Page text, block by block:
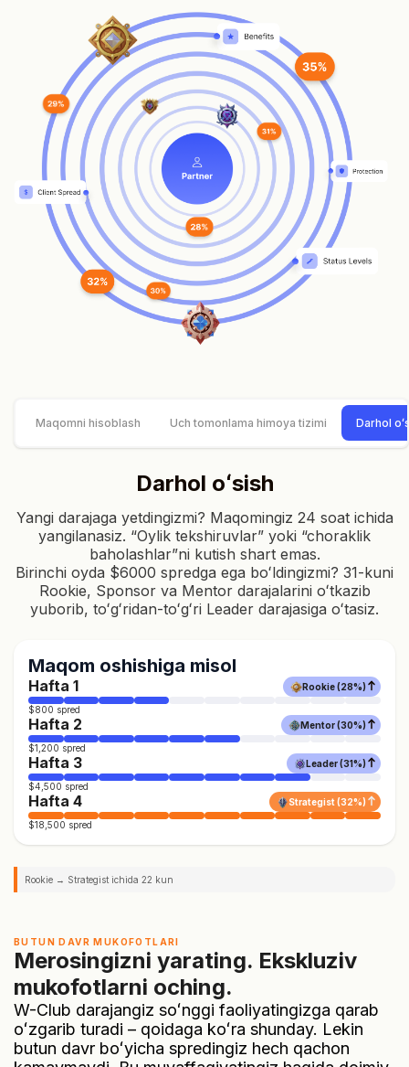
Maqomni hisoblash Uch tomonlama himoya tizimi Darhol
Darhol oʻsish
Yangi darajaga yetdingizmi? Maqomingiz 24 soat ichida
yangilanasiz. “Oylik tekshiruvlar” yoki “choraklik
baholashlar”ni kutish shart emas.
Birinchi oyda $6000 spredga ega boʻldingizmi? 31-kuni
Rookie, Sponsor va Mentor darajalarini oʻtkazib
yuborib, toʻgʻridan-toʻgʻri Leader darajasiga oʻtasiz.
Maqom oshishiga misol
Hafta 1 Rookie (28%)
$800 spred
Hafta 2 Mentor (30%)
$1,200 spred
Hafta 3 Leader (31%)
$4,500 spred
Hafta 4 Strategist (32%)
$18,500 spred
Rookie → Strategist ichida 22 kun
BUTUN DAVR MUKOFOTLARI
Merosingizni yarating. Ekskluziv
mukofotlarni oching.
W-Club darajangiz soʻnggi faoliyatingizga qarab
oʻzgarib turadi – qoidaga koʻra shunday. Lekin
butun davr boʻyicha spredingiz hech qachon